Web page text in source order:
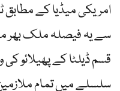
امریکی میڈیا کے
سے یہ فیصلہ ملک بھر
قسم ڈیلٹا کے پھیلائو
سلسلے میں تمام